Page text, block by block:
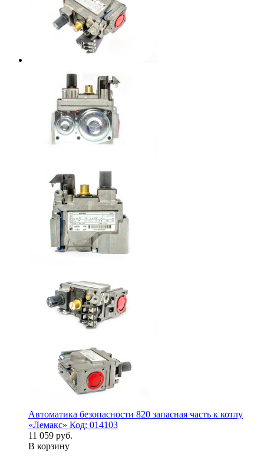
Автоматика безопасности 820 запасная часть к котлу
«Лемакс» Код: 014103
11 059 руб.
В корзину